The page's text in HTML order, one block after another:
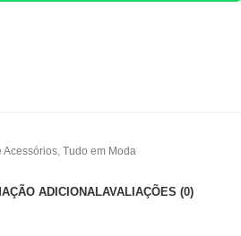
Acessórios, Tudo em Moda
ADICIONALAVALIAÇÕES (0)